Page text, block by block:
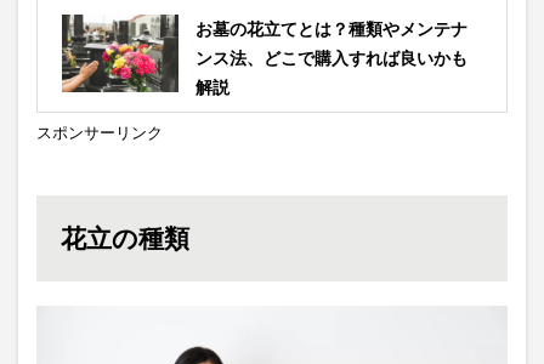
お墓の花立てとは？種類やメンテナ
ンス法、どこで購入すれば良いかも
解説
スポンサーリンク
花立の種類